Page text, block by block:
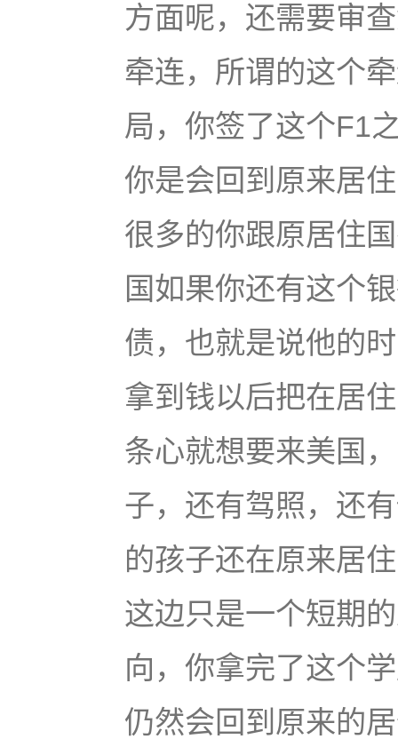
方面呢，还需要审
牵连，所谓的这个
局，你签了这个F1
你是会回到原来居
很多的你跟原居住
国如果你还有这个
债，也就是说他的
拿到钱以后把在居
条心就想要来美国
子，还有驾照，还
的孩子还在原来居
这边只是一个短期
向，你拿完了这个
仍然会回到原来的